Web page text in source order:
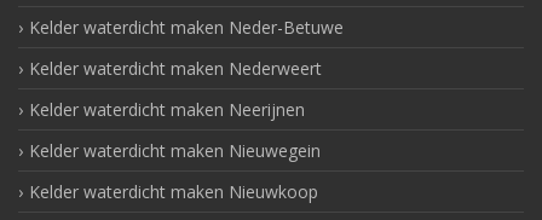
Kelder waterdicht maken Neder-Betuwe
Kelder waterdicht maken Nederweert
Kelder waterdicht maken Neerijnen
Kelder waterdicht maken Nieuwegein
Kelder waterdicht maken Nieuwkoop